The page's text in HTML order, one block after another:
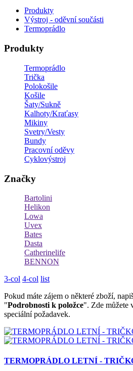
Produkty
Výstroj - oděvní součásti
Termoprádlo
Produkty
Termoprádlo
Trička
Polokošile
Košile
Šaty/Sukně
Kalhoty/Kraťasy
Mikiny
Svetry/Vesty
Bundy
Pracovní oděvy
Cyklovýstroj
Značky
Bartolini
Helikon
Lowa
Uvex
Bates
Dasta
Catherinelife
BENNON
3-col 4-col list
Pokud máte zájem o některé zboží,
"Podrobnosti k položce". Zde můžete
speciální požadavek.
TERMOPRÁDLO LETNÍ -